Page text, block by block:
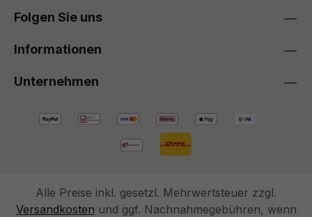
Folgen Sie uns
Informationen
Unternehmen
Alle Preise inkl. gesetzl. Mehrwertsteuer zzgl.
Versandkosten und ggf. Nachnahmegebühren, wenn